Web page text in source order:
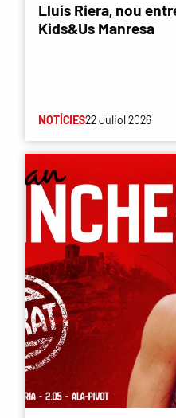
Lluís Riera, nou
Kids&Us Manresa
NOTÍCIES22 Juliol 2026